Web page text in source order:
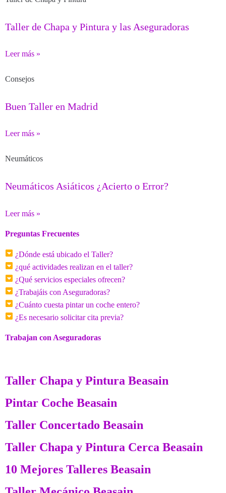
Taller de Chapa y Pintura y las Aseguradoras
Leer más »
Consejos
Buen Taller en Madrid
Leer más »
Neumáticos
Neumáticos Asiáticos ¿Acierto o Error?
Leer más »
Preguntas Frecuentes
¿Dónde está ubicado el Taller?
¿qué actividades realizan en el taller?
¿Qué servicios especiales ofrecen?
¿Trabajáis con Aseguradoras?
¿Cuánto cuesta pintar un coche entero?
¿Es necesario solicitar cita previa?
Trabajan con Aseguradoras
Taller Chapa y Pintura Beasain
Pintar Coche Beasain
Taller Concertado Beasain
Taller Chapa y Pintura Cerca Beasain
10 Mejores Talleres Beasain